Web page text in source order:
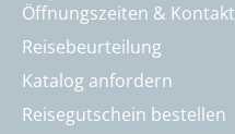
Öffnungszeiten & Kontakt
Reisebeurteilung
Katalog anfordern
Reisegutschein bestellen